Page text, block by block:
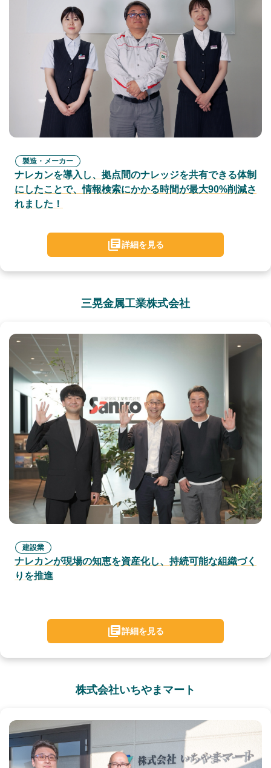
製造・メーカー
ナレカンを導入し、拠点間のナレッジを共有できる体制
にしたことで、情報検索にかかる時間が最大90%削減さ
れました！
詳細を見る
三晃金属工業株式会社
建設業
ナレカンが現場の知恵を資産化し、持続可能な組織づく
りを推進
詳細を見る
株式会社いちやまマート